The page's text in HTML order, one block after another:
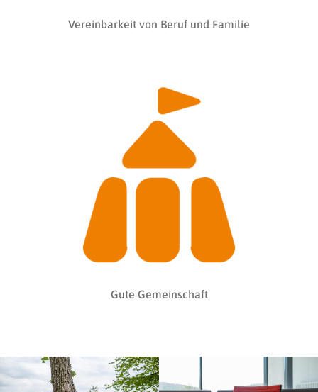
Vereinbarkeit von Beruf und Familie
Gute Gemeinschaft